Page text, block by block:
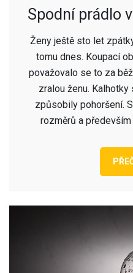
Spodní prádlo
Ženy ještě sto let
tomu dnes. Koupací
považovalo se to za
zralou ženu.
způsobily pohoršení.
rozměrů a